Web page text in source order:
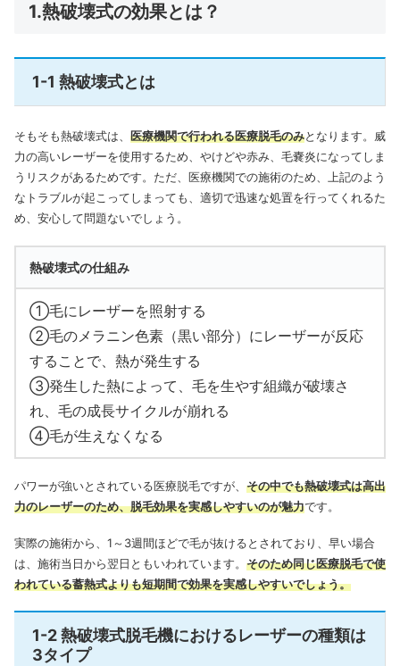
1.熱破壊式の効果とは？
1-1 熱破壊式とは
そもそも熱破壊式は、 医療機関で行われる医療脱毛のみとなります。威
力の高いレーザーを使用するため、やけどや赤み、毛嚢炎になってしま
うリスクがあるためです。ただ、医療機関での施術のため、上記のよう
なトラブルが起こってしまっても、適切で迅速な処置を行ってくれるた
め、安心して問題ないでしょう。
熱破壊式の仕組み
①毛にレーザーを照射する
②毛のメラニン色素（黒い部分）にレーザーが反応
することで、熱が発生する
③発生した熱によって、毛を生やす組織が破壊さ
れ、毛の成長サイクルが崩れる
④毛が生えなくなる
パワーが強いとされている医療脱毛ですが、 その中でも熱破壊式は高出
力のレーザーのため、脱毛効果を実感しやすいのが魅力です。
実際の施術から、1～3週間ほどで毛が抜けるとされており、早い場合
は、施術当日から翌日ともいわれています。 そのため同じ医療脱毛で使
われている蓄熱式よりも短期間で効果を実感しやすいでしょう。
1-2 熱破壊式脱毛機におけるレーザーの種類は
3タイプ